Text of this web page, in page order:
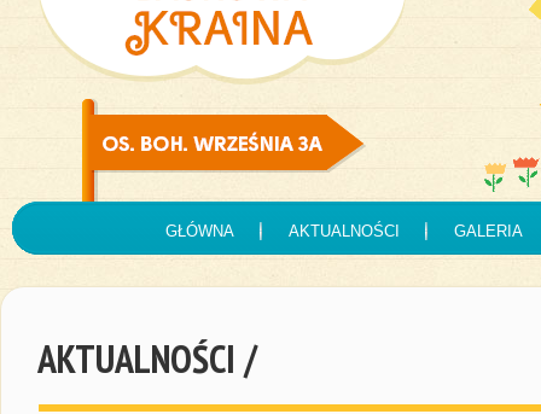
GŁÓWNA AKTUALNOŚCI GALERIA
AKTUALNOŚCI /